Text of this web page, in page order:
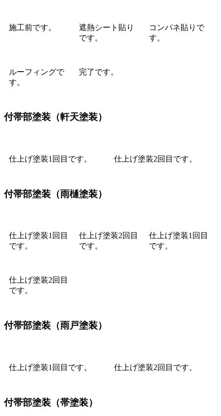
施工前です。
遮熱シート貼り
です。
コンパネ貼りで
す。
ルーフィングで
す。
完了です。
付帯部塗装（軒天塗装）
仕上げ塗装1回目です。 仕上げ塗装2回目です。
付帯部塗装（雨樋塗装）
仕上げ塗装1回目
です。
仕上げ塗装2回目
です。
仕上げ塗装1回目
です。
仕上げ塗装2回目
です。
付帯部塗装（雨戸塗装）
仕上げ塗装1回目です。 仕上げ塗装2回目です。
付帯部塗装（帯塗装）